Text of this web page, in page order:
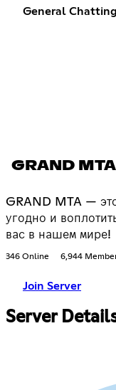
General Chatting
GRAND
GRAND MTA —
угодно и
вас в нашем мире!
346 Online 6,944
Join Server
Server